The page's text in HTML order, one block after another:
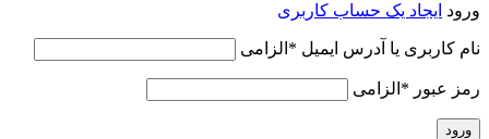
ورود ایجاد یک حساب کاربری
نام کاربری یا آدرس ایمیل * الزامی
رمز عبور * الزامی
ورود